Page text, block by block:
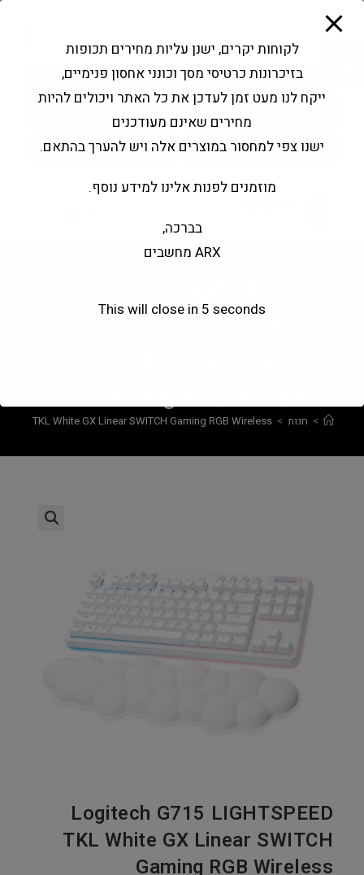
פתח סרגל נגישות
Products
search
החשבון שלי בקשה להצעה
LIGHTSPEED TKL White
> חנות >
TKL White GX Linear SWITCH Gaming RGB Wireless
Logitech G715 LIGHTSPEED
TKL White GX Linear SWITCH
Gaming RGB Wireless
לקוחות יקרים, ישנן עליות מחירים תכופות
בזיכרונות כרטיסי מסך וכונני אחסון פנימיים,
ייקח לנו מעט זמן לעדכן את כל האתר ויכולים להיות
מחירים שאינם מעודכנים
ישנו צפי למחסור במוצרים אלה ויש להערך בהתאם.
מוזמנים לפנות אלינו למידע נוסף.
בברכה,
ARX מחשבים
This will close in 5 seconds